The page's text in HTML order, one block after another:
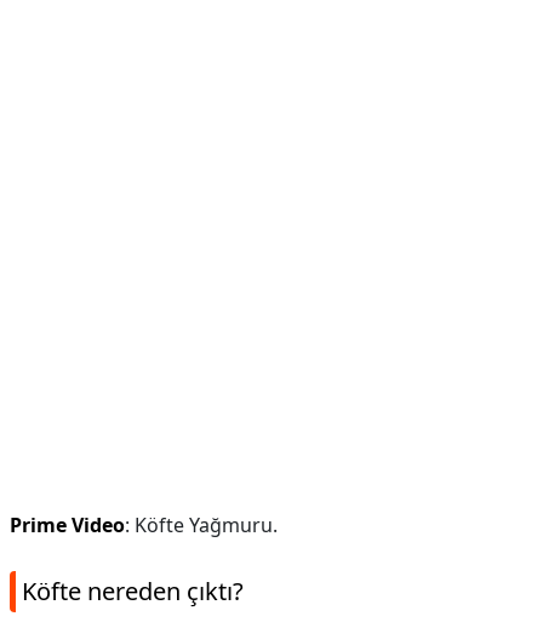
Prime Video: Köfte Yağmuru.
Köfte nereden çıktı?